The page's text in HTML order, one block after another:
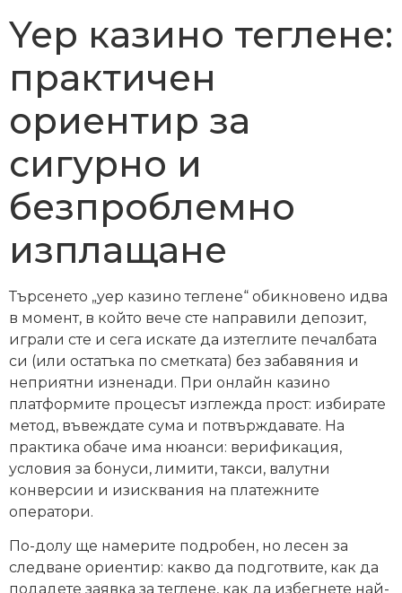
Yep казино теглене:
практичен
ориентир за
сигурно и
безпроблемно
изплащане
Търсенето „yep казино теглене“ обикновено идва
в момент, в който вече сте направили депозит,
играли сте и сега искате да изтеглите печалбата
си (или остатъка по сметката) без забавяния и
неприятни изненади. При онлайн казино
платформите процесът изглежда прост: избирате
метод, въвеждате сума и потвърждавате. На
практика обаче има нюанси: верификация,
условия за бонуси, лимити, такси, валутни
конверсии и изисквания на платежните
оператори.
По-долу ще намерите подробен, но лесен за
следване ориентир: какво да подготвите, как да
подадете заявка за теглене, как да избегнете най-